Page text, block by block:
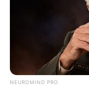
NEUROMIND PRO